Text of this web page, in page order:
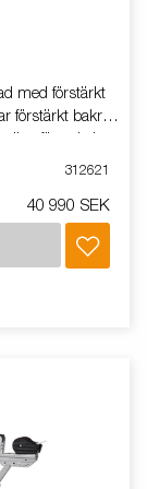
med förstärkt
förstärkt bakre
för enkel
för lång
Enkel
312621
40 990 SEK